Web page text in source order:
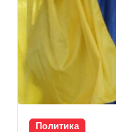
Политика